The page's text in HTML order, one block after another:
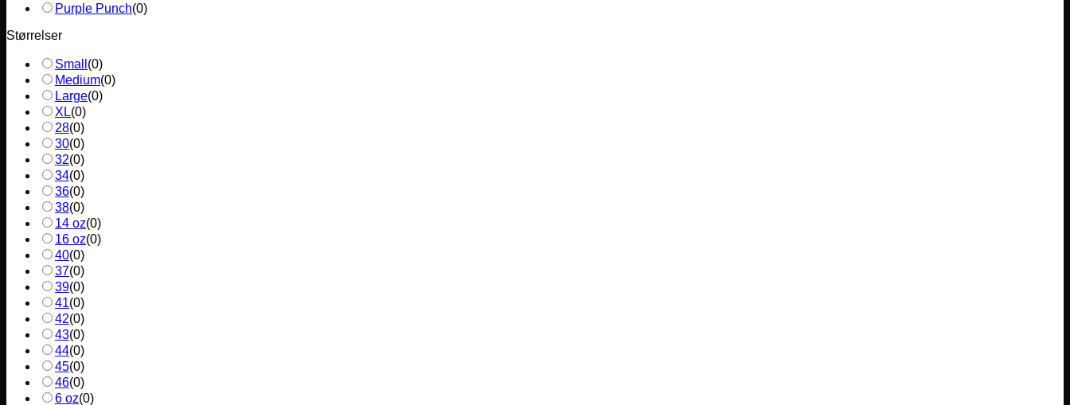
Purple Punch(0)
Størrelser
Small (0)
Medium(0)
Large(0)
XL(0)
28(0)
30(0)
32(0)
34(0)
36(0)
38(0)
14 oz(0)
16 oz(0)
40(0)
37(0)
39(0)
41(0)
42(0)
43(0)
44(0)
45(0)
46(0)
6 oz(0)